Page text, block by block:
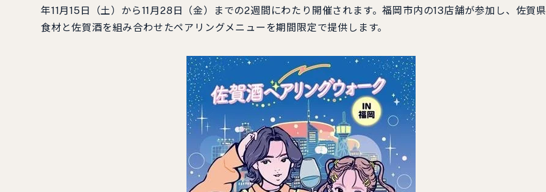
年11月15日（土）から11月28日（金）までの2週間にわたり開催されます。福岡市内の13店舗が参加し、佐賀
食材と佐賀酒を組み合わせたペアリングメニューを期間限定で提供します。